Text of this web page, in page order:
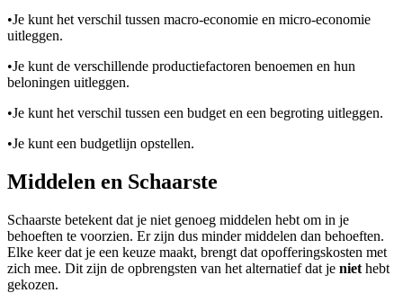
•Je kunt het verschil tussen macro-economie en micro-economie
uitleggen.
•Je kunt de verschillende productiefactoren benoemen en hun
beloningen uitleggen.
•Je kunt het verschil tussen een budget en een begroting uitleggen.
•Je kunt een budgetlijn opstellen.
Middelen en Schaarste
Schaarste betekent dat je niet genoeg middelen hebt om in je
behoeften te voorzien. Er zijn dus minder middelen dan behoeften.
Elke keer dat je een keuze maakt, brengt dat opofferingskosten met
zich mee. Dit zijn de opbrengsten van het alternatief dat je niet hebt
gekozen.